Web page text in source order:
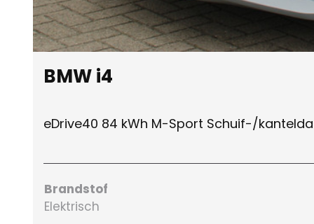
BMW i4
eDrive40 84 kWh M-Sport Schuif-/
Brandstof
Elektrisch